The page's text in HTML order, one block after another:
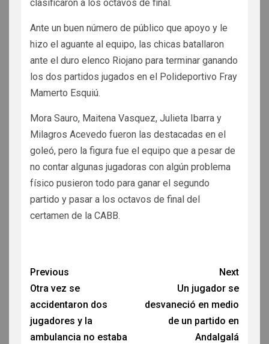
clasificaron a los octavos de final.
Ante un buen número de público que apoyo y le
hizo el aguante al equipo, las chicas batallaron
ante el duro elenco Riojano para terminar ganando
los dos partidos jugados en el Polideportivo Fray
Mamerto Esquiú.
Mora Sauro, Maitena Vasquez, Julieta Ibarra y
Milagros Acevedo fueron las destacadas en el
goleó, pero la figura fue el equipo que a pesar de
no contar algunas jugadoras con algún problema
físico pusieron todo para ganar el segundo
partido y pasar a los octavos de final del
certamen de la CABB.
Previous
Otra vez se
accidentaron dos
jugadores y la
ambulancia no estaba
Next
Un jugador se
desvaneció en medio
de un partido en
Andalgalá